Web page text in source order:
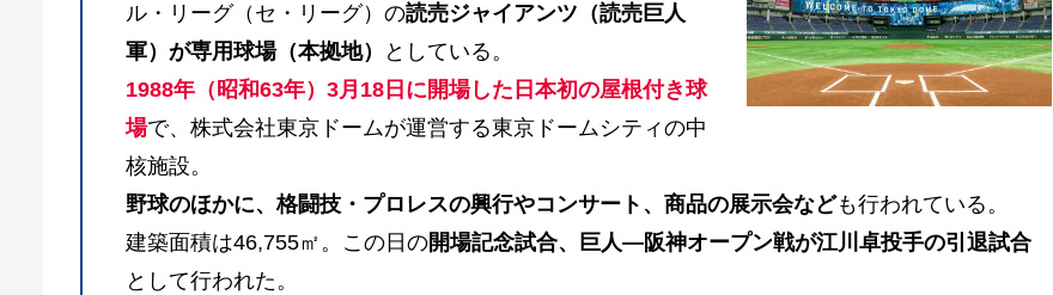
ル・リーグ（セ・リーグ）の読売ジャイアンツ（読売巨人
軍）が専用球場（本拠地）
としている。
1988年（昭和63年）3月18日に開場した日本初の屋根付き球
場で、株式会社東京ドームが運営する東京ドームシティの中
核施設。
野球のほかに、格闘技・プロレスの興行やコンサート、商品の展示会なども行われている。
建築面積は46,755㎡。この日の開場記念試合、巨人―阪神オープン戦が江川卓投手の引退試合
として行われた。